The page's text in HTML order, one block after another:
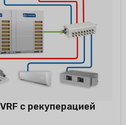
с рекуперацией